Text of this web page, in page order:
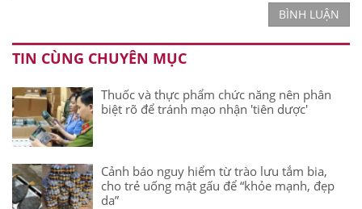
BÌNH LUẬN
TIN CÙNG CHUYÊN MỤC
Thuốc và thực phẩm chức năng nên phân
biệt rõ để tránh mạo nhận 'tiên dược'
Cảnh báo nguy hiểm từ trào lưu tắm bia,
cho trẻ uống mật gấu để “khỏe mạnh, đẹp
da”